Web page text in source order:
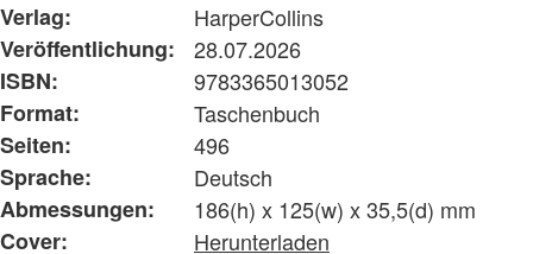
Verlag:
HarperCollins
Veröffentlichung:
28.07.2026
ISBN:
9783365013052
Format:
Taschenbuch
Seiten:
496
Sprache:
Deutsch
Abmessungen:
186(h) x 125(w) x 35,5(d) mm
Cover:
Herunterladen